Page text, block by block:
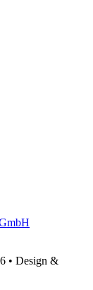
• Design &